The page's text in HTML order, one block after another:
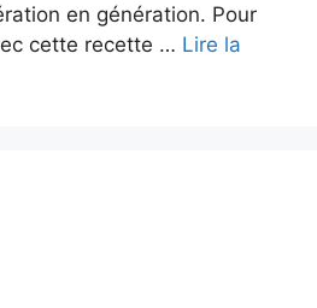
en génération. Pour
cette recette … Lire la